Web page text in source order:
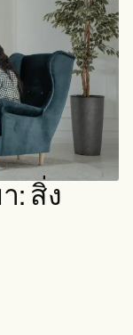
ดภัย
: สิ่ง